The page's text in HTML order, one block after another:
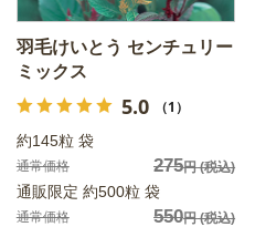
羽毛けいとう センチュリー
ミックス
5.0 （1）
約145粒 袋
通常価格 275円(税込)
通販限定 約500粒 袋
通常価格 550円(税込)